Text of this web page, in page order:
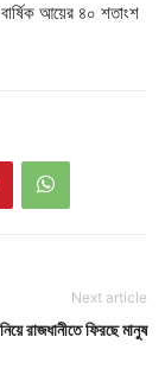
আয়ের ৪০ শতাংশ
Next article
রাজধানীতে ফিরছে মানুষ